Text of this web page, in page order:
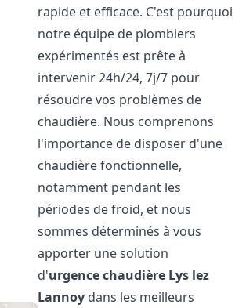
rapide et efficace. C'est pourquoi
notre équipe de plombiers
expérimentés est prête à
intervenir 24h/24, 7j/7 pour
résoudre vos problèmes de
chaudière. Nous comprenons
l'importance de disposer d'une
chaudière fonctionnelle,
notamment pendant les
périodes de froid, et nous
sommes déterminés à vous
apporter une solution
d'urgence chaudière Lys lez
Lannoy dans les meilleurs